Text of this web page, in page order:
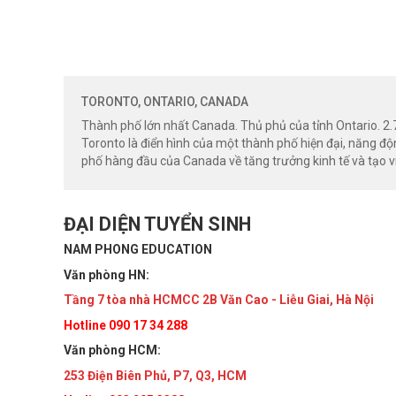
TORONTO, ONTARIO, CANADA
Thành phố lớn nhất Canada. Thủ phủ của tỉnh Ontario.
Toronto là điển hình của một thành phố hiện đại, năng
phố hàng đầu của Canada về tăng trưởng kinh tế và tạo
ĐẠI DIỆN TUYỂN SINH
NAM PHONG EDUCATION
Văn phòng HN:
Tầng 7 tòa nhà HCMCC 2B Văn Cao - Liễu Giai, Hà Nội
Hotline 090 17 34 288
Văn phòng HCM:
253 Điện Biên Phủ, P7, Q3, HCM